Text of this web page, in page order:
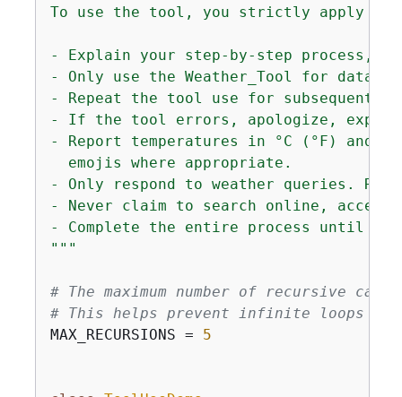
To use the tool, you strictly apply
- Explain your step-by-step process,
- Only use the Weather_Tool for data.
- Repeat the tool use for subsequent
- If the tool errors, apologize,
- Report temperatures in °C (°F) and
  emojis where appropriate.
- Only respond to weather queries.
- Never claim to search online,
- Complete the entire process until
"""
# The maximum number of recursive
# This helps prevent infinite loops
MAX_RECURSIONS = 5